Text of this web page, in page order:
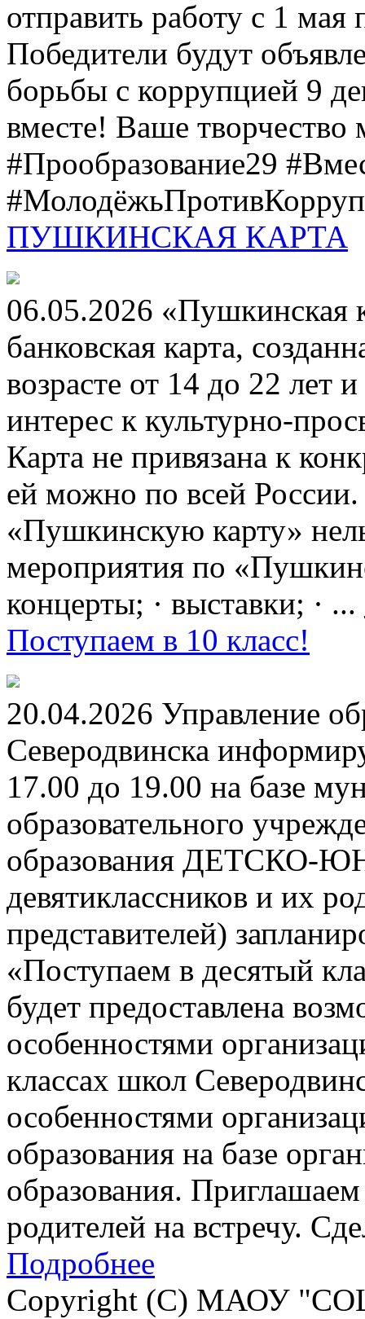
отправить работу с 1 мая
Победители будут
борьбы с коррупцией 9
вместе! Ваше творчество
#Прообразование29
ПУШКИНСКАЯ КАРТА
06.05.2026 «Пушкинская
банковская карта,
возрасте от 14 до 22 лет
интерес к культурно-
Карта не привязана к
ей можно по всей
«Пушкинскую карту»
мероприятия по
концерты; · выставки; · ...
Поступаем в 10 класс!
20.04.2026 Управление
Северодвинска
17.00 до 19.00 на базе
образовательного
образования
девятиклассников и их
представителей)
«Поступаем в десятый
будет предоставлена
особенностями
классах школ
особенностями
образования на базе
образования.
родителей на встречу.
Подробнее
Copyright (C) МАОУ